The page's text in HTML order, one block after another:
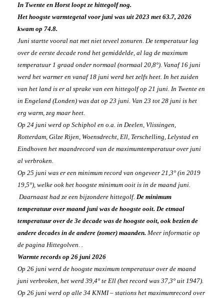
In Twente en Horst loopt ze hittegolf nog.
Het hoogste warmtegetal voor juni was uit 2023 met 63.7, 2026
kwam op 74.8.
Juni startte vooral nat met niet teveel zonuren. De temperatuur lag
over de eerste decade rond het gemiddelde, al lag de maximum
temperatuur 1 graad onder normaal (normaal 20,8°). Vanaf 16 juni
werd het warmer en vanaf 18 juni werd het zelfs heet. In het zuiden
van het land is er al sprake van een hittegolf op 21 juni. In Twente en
in Engeland (Londen) was dat op 23 juni. Van 23 tot 28 juni is het
erg warm, zeg maar heet.
Op 24 juni werd op Schiphol en o.a. in Deelen, Vlissingen,
Rotterdam, Gilze Rijen, Woensdrecht, Ell, Terschelling, Lelystad en
Eindhoven het maandrecord van de maximumtemperatuur over juni
al verbroken.
Op 25 juni was er een minimum record van ongeveer 21,3° (in 2019
19,5°), welke ook het hoogste minimum ooit is in de maand juni.
Daarnaast had ze een bijzondere hittegolf. De minimum
temperatuur over maand juni was de hoogste ooit. De etmaal
temperatuur over de 3e decade was de hoogste ooit, ook bezien de
andere decades in de andere (zomer) maanden. Meer informatie op
de pagina Hittegolven.
Warmte records op 26 juni 2026
Op 26 juni werd de hoogste maximum temperatuur over de maand
juni verbroken, het werd 39,4° te Ell (het record was 37,3° uit 1947).
Op 26 juni werd op alle 34 KNMI – stations het maximumrecord over